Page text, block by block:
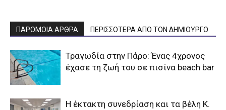
ΠΑΡΟΜΟΙΑ ΑΡΘΡΑ ΠΕΡΙΣΣΟΤΕΡΑ ΑΠΟ ΤΟΝ ΔΗΜΙΟΥΡΓΟ
Τραγωδία στην Πάρο: Ένας 4χρονος
έχασε τη ζωή του σε πισίνα beach bar
Η έκτακτη συνεδρίαση και τα βέλη Κ.